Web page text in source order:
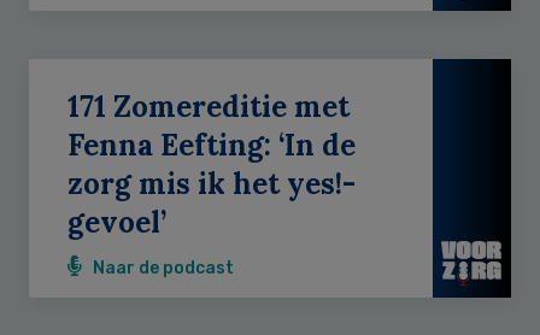
171 Zomereditie met
Fenna Eefting: ‘In de
zorg mis ik het yes!-
gevoel’
Naar de podcast